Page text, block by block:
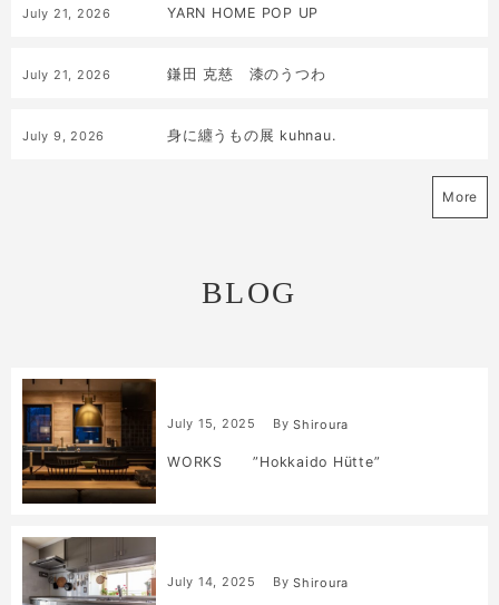
July 21, 2026 YARN HOME POP UP
July 21, 2026 鎌田 克慈 漆のうつわ
July 9 , 2026 身に纏うもの展 kuhnau.
More
BLOG
July 15, 2025 By Shiroura
WORKS ”Hokkaido Hütte”
July 14, 2025 By Shiroura